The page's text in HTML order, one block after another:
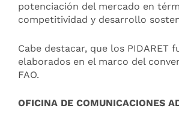
potenciación del mercado en
competitividad y desarrollo
Cabe destacar, que los PIDARET
elaborados en el marco del
FAO.
OFICINA DE COMUNICACIONES